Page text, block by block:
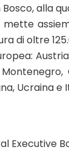
alla
mette
di oltre
Ucraina e
Executive